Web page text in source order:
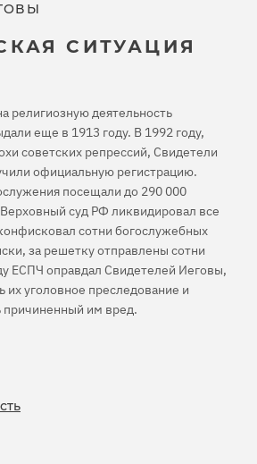
СИТУАЦИЯ
религиозную деятельность
еще в 1913 году. В 1992 году,
советских репрессий, Свидетели
официальную регистрацию.
посещали до 290 000
суд РФ ликвидировал все
сотни богослужебных
за решетку отправлены сотни
ЕСПЧ оправдал Свидетелей Иеговы,
их уголовное преследование и
причиненный им вред.